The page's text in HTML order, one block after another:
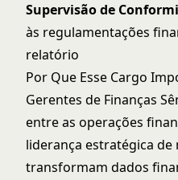
Supervisão de
às regulamentações
relatório
Por Que Esse Cargo
Gerentes de Finanças
entre as operações
liderança estratégica de
transformam dados